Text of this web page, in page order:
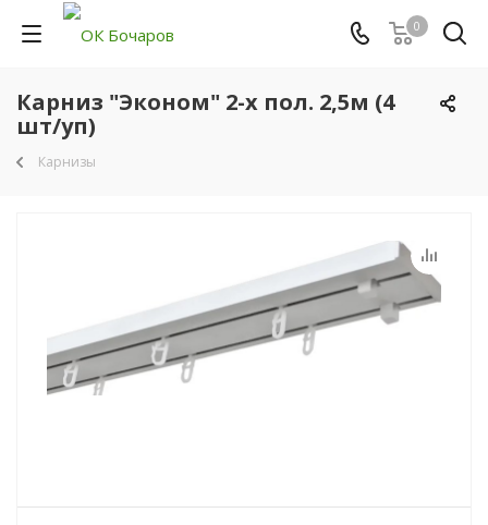
0
Карниз "Эконом" 2-х пол. 2,5м (4
шт/уп)
Карнизы